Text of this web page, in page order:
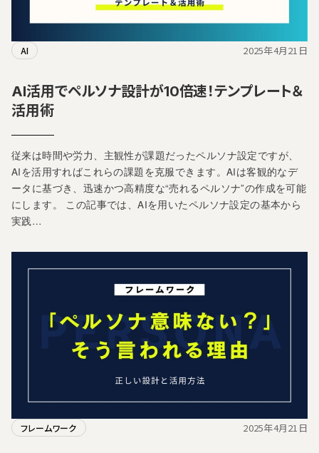
AI 2025年4月21日
AI活用でペルソナ設計が10倍速！テンプレート＆
活用術
従来は時間や労力、主観性が課題だったペルソナ設定ですが、
AIを活用すればこれらの課題を克服できます。AIは客観的なデ
ータに基づき、迅速かつ高精度な“売れるペルソナ”の作成を可能
にします。 この記事では、AIを用いたペルソナ設定の基本から
実践…
フレームワーク 2025年4月21日